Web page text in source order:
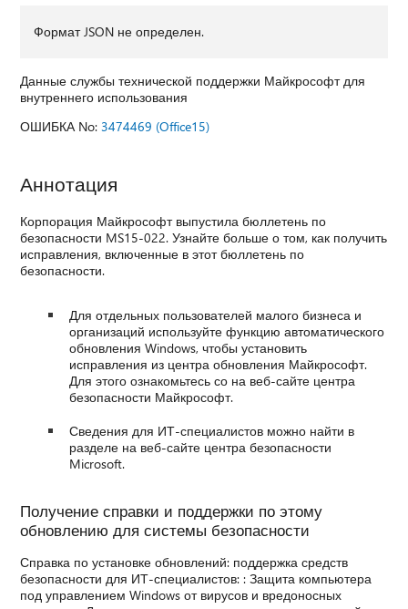
Формат JSON не определен.
Данные службы технической поддержки Майкрософт для
внутреннего использования
ОШИБКА No:3474469 (Office15)
Аннотация
Корпорация Майкрософт выпустила бюллетень по
безопасности MS15-022. Узнайте больше о том, как получить
исправления, включенные в этот бюллетень по
безопасности.
Для отдельных пользователей малого бизнеса и
организаций используйте функцию автоматического
обновления Windows, чтобы установить
исправления из центра обновления Майкрософт.
Для этого ознакомьтесь со на веб-сайте центра
безопасности Майкрософт.
Сведения для ИТ-специалистов можно найти в
разделе на веб-сайте центра безопасности
Microsoft.
Получение справки и поддержки по этому
обновлению для системы безопасности
Справка по установке обновлений: поддержка средств
безопасности для ИТ-специалистов: : Защита компьютера
под управлением Windows от вирусов и вредоносных